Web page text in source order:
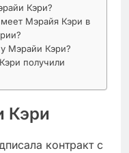
Кэри?
Мэрайя Кэри в
Мэрайи Кэри?
получили
Кэри
контракт с